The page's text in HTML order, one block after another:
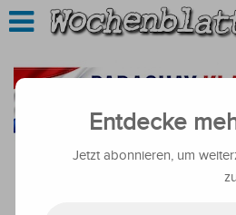
Entdecke
Jetzt abonnieren, um